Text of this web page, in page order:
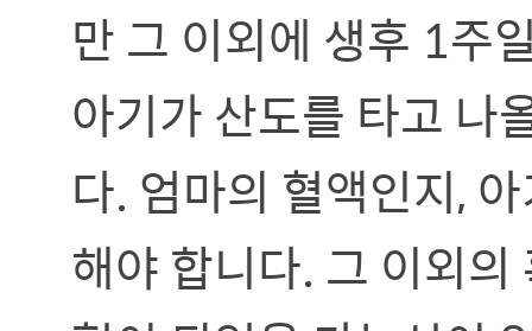
만 그 이외에 생후 1주
아기가 산도를 타고 나
다. 엄마의 혈액인지,
해야 합니다. 그 이외